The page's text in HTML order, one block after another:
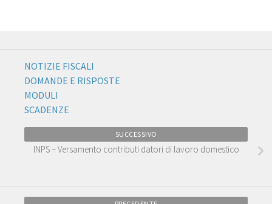
NOTIZIE FISCALI
DOMANDE E RISPOSTE
MODULI
SCADENZE
SUCCESSIVO
INPS – Versamento contributi datori di lavoro domestico